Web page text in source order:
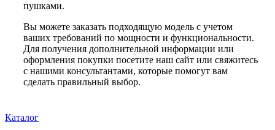
пушками.
Вы можете заказать подходящую модель с учетом
ваших требований по мощности и функциональности.
Для получения дополнительной информации или
оформления покупки посетите наш сайт или свяжитесь
с нашими консультантами, которые помогут вам
сделать правильный выбор.
Каталог